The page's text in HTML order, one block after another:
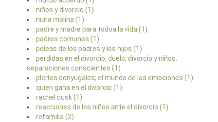
niños y divorcio (1)
nuria molina (1)
padre y madre para todoa la vida (1)
padres comunes (1)
peleas de los padres y los hijos (1)
perdidas en el divorcio, duelo, divorcio y niños,
separaciones conscientes (1)
pleitos conyugales; el mundo de las emociones (1)
quien gana en el divorcio (1)
rachel cusk (1)
reacciones de los niños ante el divorcio (1)
refamilia (2)